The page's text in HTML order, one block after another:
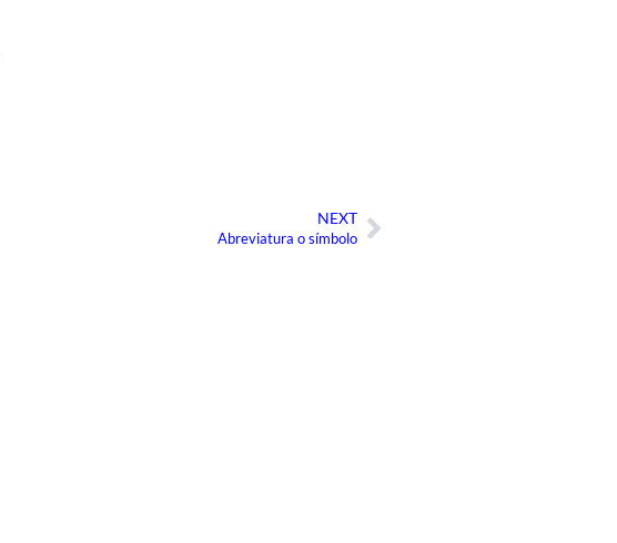
NEXT
Abreviatura o símboloSiguiente